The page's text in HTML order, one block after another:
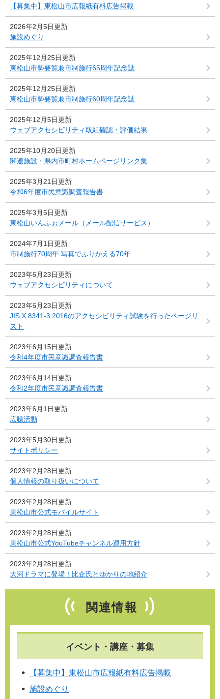
【募集中】東松山市広報紙有料広告掲載
2026年2月5日更新
施設めぐり
2025年12月25日更新
東松山市勢要覧兼市制施行65周年記念誌
2025年12月25日更新
東松山市勢要覧兼市制施行60周年記念誌
2025年12月5日更新
ウェブアクセシビリティ取組確認・評価結果
2025年10月20日更新
関連施設・県内市町村ホームページリンク集
2025年3月21日更新
令和6年度市民意識調査報告書
2025年3月5日更新
東松山いんふぉメール（メール配信サービス）
2024年7月1日更新
市制施行70周年 写真でふりかえる70年
2023年6月23日更新
ウェブアクセシビリティについて
2023年6月23日更新
JIS X 8341-3:2016のアクセシビリティ試験を行ったページリ
スト
2023年6月15日更新
令和4年度市民意識調査報告書
2023年6月14日更新
令和2年度市民意識調査報告書
2023年6月1日更新
広聴活動
2023年5月30日更新
サイトポリシー
2023年2月28日更新
個人情報の取り扱いについて
2023年2月28日更新
東松山市公式モバイルサイト
2023年2月28日更新
東松山市公式YouTubeチャンネル運用方針
2023年2月28日更新
大河ドラマに登場！比企氏とゆかりの地紹介
関連情報
イベント・講座・募集
【募集中】東松山市広報紙有料広告掲載
施設めぐり